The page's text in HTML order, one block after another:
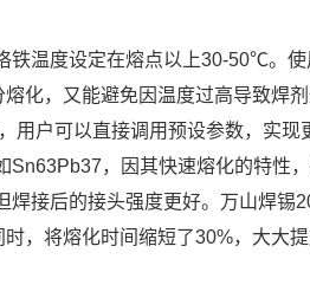
铁温度设定在熔点以上30-50℃。
化，又能避免因温度过高导致焊
户可以直接调用预设参数，实现
，因其快速熔化的特性
接后的接头强度更好。万山焊锡
，将熔化时间缩短了30%，大大